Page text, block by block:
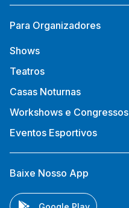
Para Organizadores
Shows
Teatros
Casas Noturnas
Workshows e Congressos
Eventos Esportivos
Baixe Nosso App